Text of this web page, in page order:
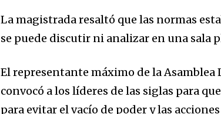
La magistrada resaltó que las normas
se puede discutir ni analizar en una sala
El representante máximo de la Asamblea
convocó a los líderes de las siglas para
para evitar el vacío de poder y las